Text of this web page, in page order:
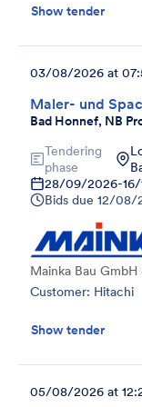
Show tender
Maler- und
Bad Honnef, NB
03/08/2026 at
Tendering
phase
28/09/2026-
Bids due 12/08/
Mainka Bau GmbH
Customer: Hitachi
Show tender
05/08/2026 at